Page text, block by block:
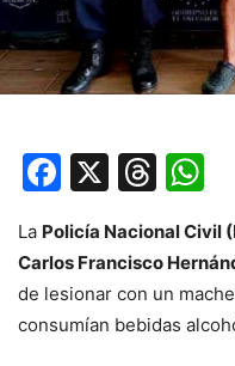
Facebook
X
La Policía Nacional Civil
Carlos Francisco
de lesionar con un
consumían bebidas